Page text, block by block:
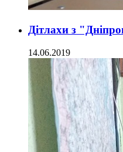
Дітлахи з
14.06.2019